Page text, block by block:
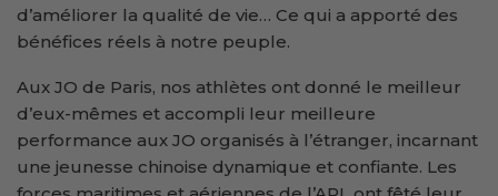
d’améliorer la qualité de vie… Ce qui a apporté des
bénéfices réels à notre peuple.
Aux JO de Paris, nos athlètes ont donné le meilleur
d’eux-mêmes et accompli leur meilleure
performance aux JO organisés à l’étranger, incarnant
une jeunesse chinoise dynamique et confiante. Les